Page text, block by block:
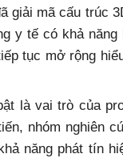
giải mã cấu trúc
y tế có khả
tục mở rộng
là vai trò của
nhóm nghiên
năng phát tín